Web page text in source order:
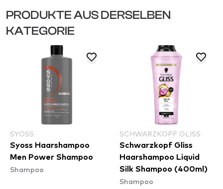
PRODUKTE AUS DERSELBEN
KATEGORIE
SYOSS
Syoss Haarshampoo
Men Power Shampoo
Shampoo
SCHWARZKOPF GLISS
Schwarzkopf Gliss
Haarshampoo Liquid
Silk Shampoo (400ml)
Shampoo